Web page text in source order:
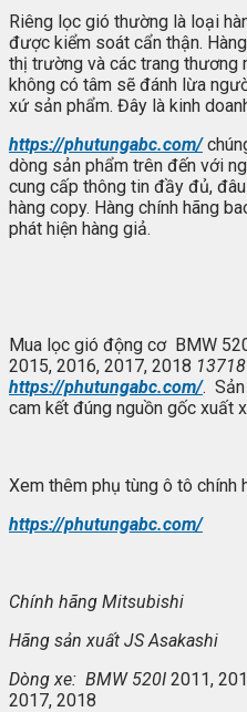
Riêng lọc gió thường là loại
được kiểm soát cẩn thận.
thị trường và các trang thương
không có tâm sẽ đánh lừa
xứ sản phẩm. Đây là kinh
https://phutungabc.com/
dòng sản phẩm trên đến với
cung cấp thông tin đầy đủ,
hàng copy. Hàng chính hãng
phát hiện hàng giả.
Mua lọc gió động cơ BMW
2015, 2016, 2017, 2018
https://phutungabc.com/.
cam kết đúng nguồn gốc xuất
Xem thêm phụ tùng ô tô chính
https://phutungabc.com/
Chính hãng Mitsubishi
Hãng sản xuất JS Asakashi
Dòng xe: BMW 520I 2011,
2017, 2018